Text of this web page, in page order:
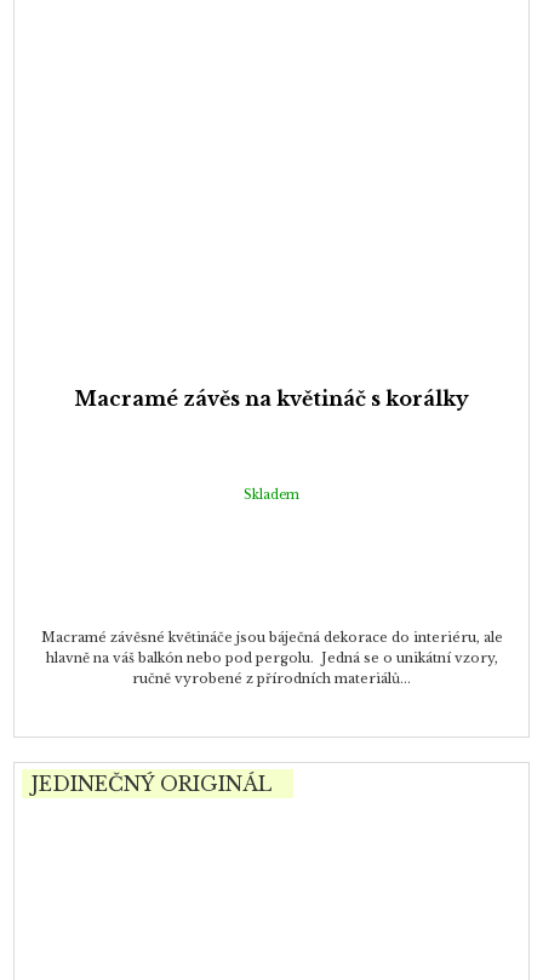
Macramé závěs na květináč s korálky
Skladem
Macramé závěsné květináče jsou báječná dekorace do interiéru, ale
hlavně na váš balkón nebo pod pergolu. Jedná se o unikátní vzory,
ručně vyrobené z přírodních materiálů...
JEDINEČNÝ ORIGINÁL